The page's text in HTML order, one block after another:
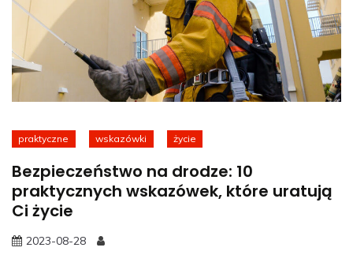
praktyczne wskazówki życie
Bezpieczeństwo na drodze: 10
praktycznych wskazówek, które uratują
Ci życie
2023-08-28